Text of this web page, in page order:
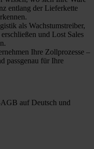
entlang der Lieferkette
als Wachstumstreiber,
und Lost Sales
Ihre Zollprozesse –
passgenau für Ihre
auf Deutsch und